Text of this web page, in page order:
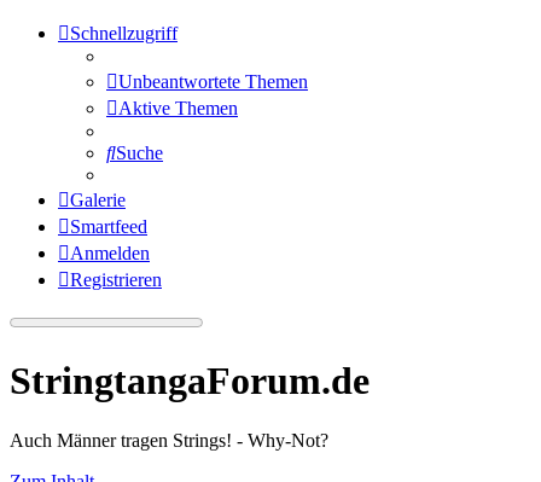
Schnellzugriff
Unbeantwortete Themen
Aktive Themen
Suche
Galerie
Smartfeed
Anmelden
Registrieren
StringtangaForum.de
Auch Männer tragen Strings! - Why-Not?